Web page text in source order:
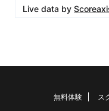
Live data by
無料体験 ス